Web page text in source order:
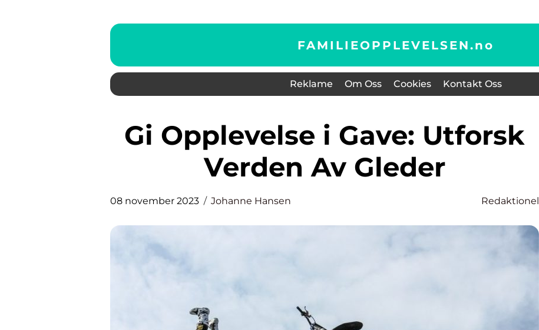
FAMILIEOPPLEVELSEN.no
Reklame Om Oss Cookies Kontakt Oss
Gi Opplevelse i Gave: Utforsk
Verden Av Gleder
08 november 2023 Johanne Hansen Redaktionel